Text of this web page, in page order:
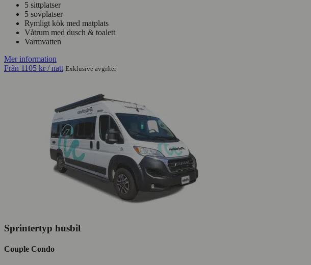
5 sittplatser
5 sovplatser
Rymligt kök med matplats
Våtrum med dusch & toalett
Varmvatten
Mer information
Från 1105 kr / natt Exklusive avgifter
Sprintertyp husbil
Couple Condo